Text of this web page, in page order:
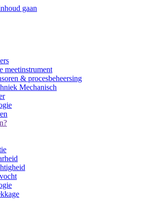
gaan
meetinstrument
& procesbeheersing
Mechanisch